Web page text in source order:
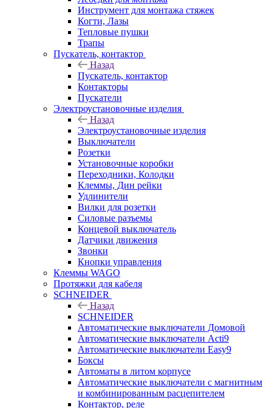
Инструмент для монтажа стяжек
Когти, Лазы
Тепловые пушки
Трапы
Пускатель, контактор
Назад
Пускатель, контактор
Контакторы
Пускатели
Электроустановочные изделия
Назад
Электроустановочные изделия
Выключатели
Розетки
Установочные коробки
Переходники, Колодки
Клеммы, Дин рейки
Удлинители
Вилки для розетки
Силовые разъемы
Концевой выключатель
Датчики движения
Звонки
Кнопки управления
Клеммы WAGO
Протяжки для кабеля
SCHNEIDER
Назад
SCHNEIDER
Автоматические выключатели Домовой
Автоматические выключатели Acti9
Автоматические выключатели Easy9
Боксы
Автоматы в литом корпусе
Автоматические выключатели с магнитным
и комбинированным расцепителем
Контактор, реле